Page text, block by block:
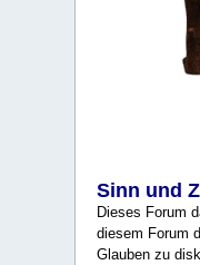
Sinn und
Dieses Forum
diesem Forum
Glauben zu